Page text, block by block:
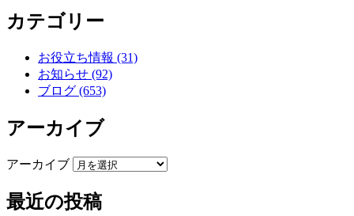
カテゴリー
お役立ち情報 (31)
お知らせ (92)
ブログ (653)
アーカイブ
アーカイブ
最近の投稿